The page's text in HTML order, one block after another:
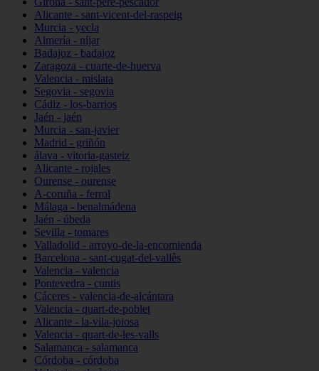
Alicante - sant-vicent-del-raspeig
Murcia - yecla
Almería - níjar
Badajoz - badajoz
Zaragoza - cuarte-de-huerva
Valencia - mislata
Segovia - segovia
Cádiz - los-barrios
Jaén - jaén
Murcia - san-javier
Madrid - griñón
álava - vitoria-gasteiz
Alicante - rojales
Ourense - ourense
A-coruña - ferrol
Málaga - benalmádena
Jaén - úbeda
Sevilla - tomares
Valladolid - arroyo-de-la-encomienda
Barcelona - sant-cugat-del-vallès
Valencia - valencia
Pontevedra - cuntis
Cáceres - valencia-de-alcántara
Valencia - quart-de-poblet
Alicante - la-vila-joiosa
Valencia - quart-de-les-valls
Salamanca - salamanca
Córdoba - córdoba